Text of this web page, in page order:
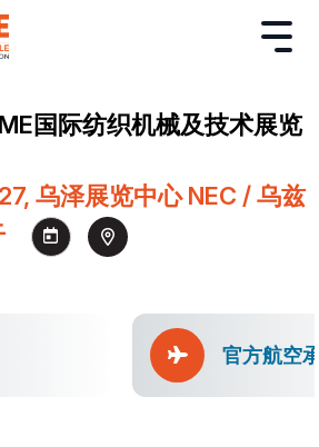
国际纺织机械及技术展览
乌泽展览中心 NEC / 乌兹
官方航空